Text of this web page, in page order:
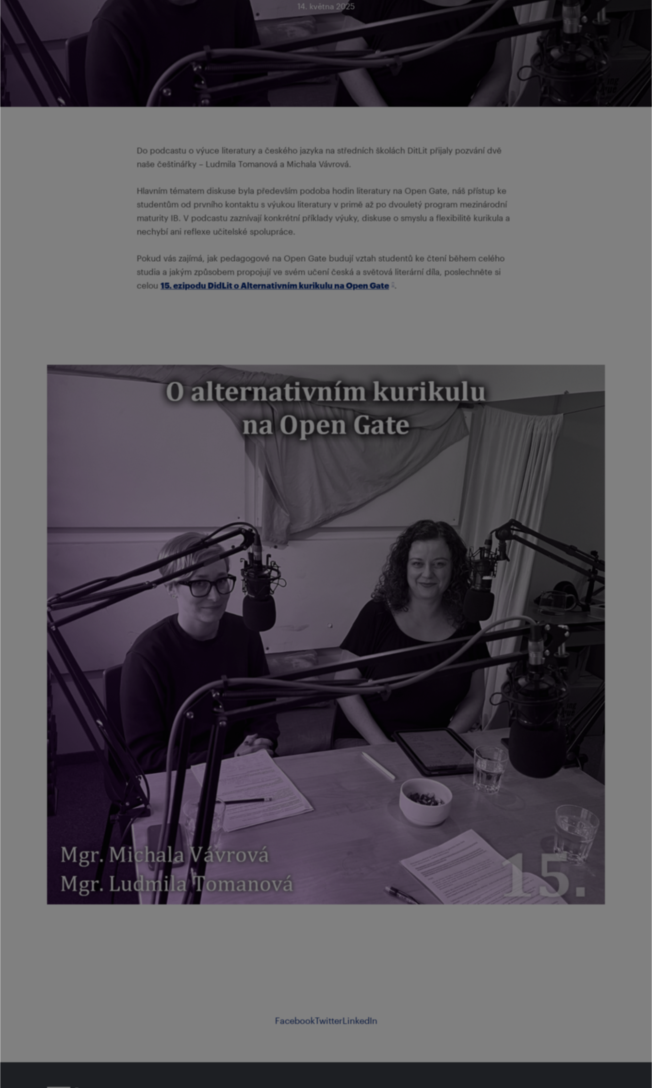
14. května 2025
Do podcastu o výuce literatury a českého jazyka na středních školách DitLit přijaly pozvání dvě
naše češtinářky – Ludmila Tomanová a Michala Vávrová.
Hlavním tématem diskuse byla především podoba hodin literatury na Open Gate, náš přístup ke
studentům od prvního kontaktu s výukou literatury v primě až po dvouletý program mezinárodní
maturity IB. V podcastu zaznívají konkrétní příklady výuky, diskuse o smyslu a flexibilitě kurikula a
nechybí ani reflexe učitelské spolupráce.
Pokud vás zajímá, jak pedagogové na Open Gate budují vztah studentů ke čtení během celého
studia a jakým způsobem propojují ve svém učení česká a světová literární díla, poslechněte si
celou 15. ezipodu DidLit o Alternativním kurikulu na Open Gate .
FacebookTwitterLinkedIn